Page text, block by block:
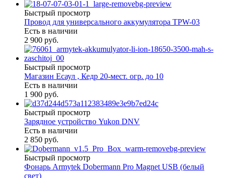
Быстрый просмотр
Провод для универсального аккумулятора TPW-03
Есть в наличии
2 900 руб.
Быстрый просмотр
Магазин Есаул , Кедр 20-мест. огр. до 10
Есть в наличии
1 900 руб.
Быстрый просмотр
Зарядное устройство Yukon DNV
Есть в наличии
2 850 руб.
Быстрый просмотр
Фонарь Armytek Dobermann Pro Magnet USB (белый
свет)